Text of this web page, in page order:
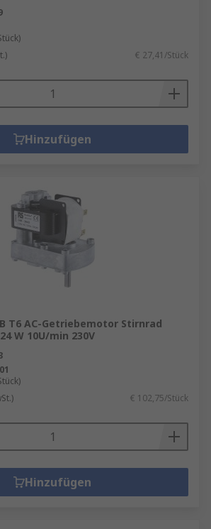
€ 27,41/Stück
Hinzufügen
T6 AC-Getriebemotor Stirnrad
W 10U/min 230V
€ 102,75/Stück
Hinzufügen